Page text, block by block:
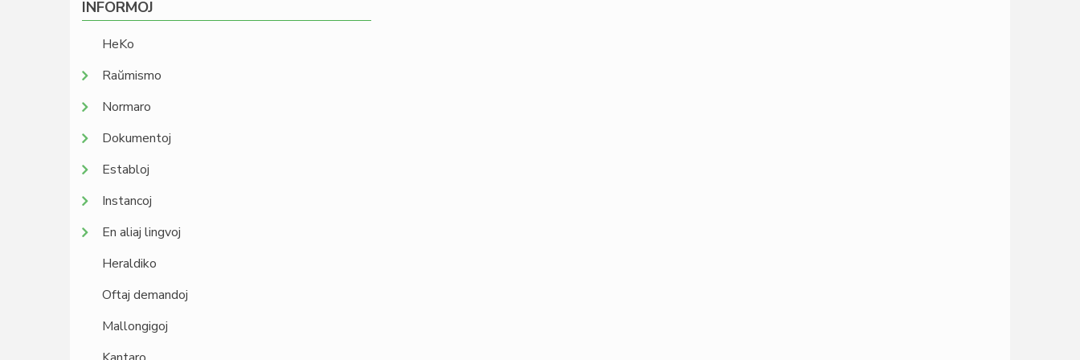
INFORMOJ
HeKo
Raŭmismo
Normaro
Dokumentoj
Establoj
Instancoj
En aliaj lingvoj
Heraldiko
Oftaj demandoj
Mallongigoj